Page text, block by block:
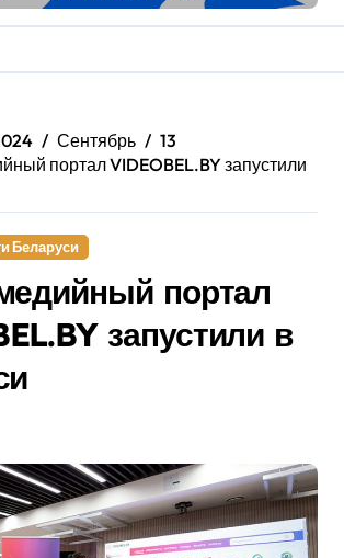
Сентябрь
13
портал VIDEOBEL.BY запустили
Беларуси
портал
запустили в